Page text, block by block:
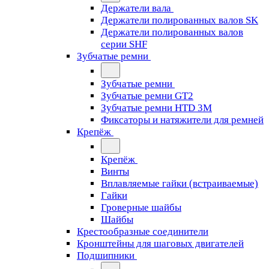
Держатели вала
Держатели полированных валов SK
Держатели полированных валов
серии SHF
Зубчатые ремни
Зубчатые ремни
Зубчатые ремни GT2
Зубчатые ремни HTD 3M
Фиксаторы и натяжители для ремней
Крепёж
Крепёж
Винты
Вплавляемые гайки (встраиваемые)
Гайки
Гроверные шайбы
Шайбы
Крестообразные соединители
Кронштейны для шаговых двигателей
Подшипники